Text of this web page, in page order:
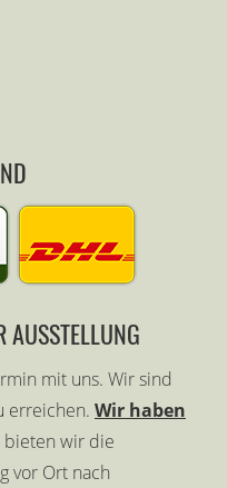
AUSSTELLUNG
mit uns. Wir sind
erreichen. Wir haben
bieten wir die
vor Ort nach